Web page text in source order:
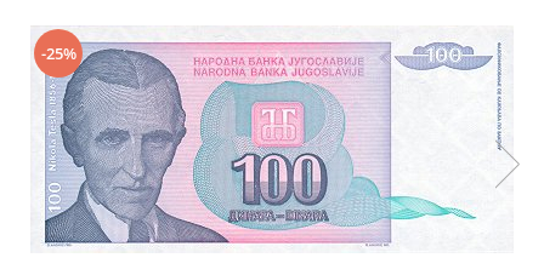
Albume cu folii pentru stocare
monede
Bibliorafturi
Capsule monede
Cartonase autoadezive
Folii stocare monede
Soluții curățare, pensete, mănuși,
-25%